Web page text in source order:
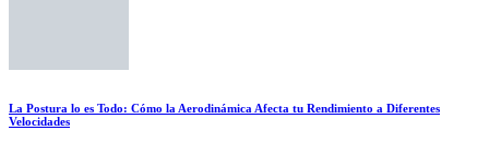
La Postura lo es Todo: Cómo la Aerodinámica Afecta tu Rendimiento a Diferentes
Velocidades